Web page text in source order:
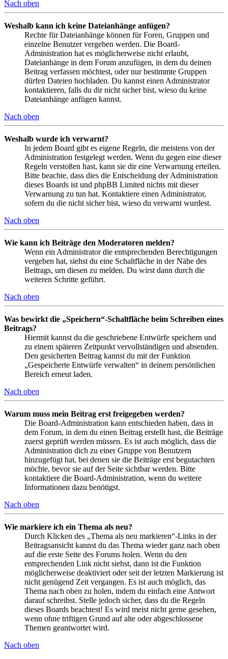
Nach oben
Weshalb kann ich keine Dateianhänge anfügen?
Rechte für Dateianhänge können für Foren, Gruppen und
einzelne Benutzer vergeben werden. Die Board-
Administration hat es möglicherweise nicht erlaubt,
Dateianhänge in dem Forum anzufügen, in dem du deinen
Beitrag verfassen möchtest, oder nur bestimmte Gruppen
dürfen Dateien hochladen. Du kannst einen Administrator
kontaktieren, falls du dir nicht sicher bist, wieso du keine
Dateianhänge anfügen kannst.
Nach oben
Weshalb wurde ich verwarnt?
In jedem Board gibt es eigene Regeln, die meistens von der
Administration festgelegt werden. Wenn du gegen eine dieser
Regeln verstoßen hast, kann sie dir eine Verwarnung erteilen.
Bitte beachte, dass dies die Entscheidung der Administration
dieses Boards ist und phpBB Limited nichts mit dieser
Verwarnung zu tun hat. Kontaktiere einen Administrator,
sofern du die nicht sicher bist, wieso du verwarnt wurdest.
Nach oben
Wie kann ich Beiträge den Moderatoren melden?
Wenn ein Administrator die entsprechenden Berechtigungen
vergeben hat, siehst du eine Schaltfläche in der Nähe des
Beitrags, um diesen zu melden. Du wirst dann durch die
weiteren Schritte geführt.
Nach oben
Was bewirkt die „Speichern“-Schaltfläche beim Schreiben eines
Beitrags?
Hiermit kannst du die geschriebene Entwürfe speichern und
zu einem späteren Zeitpunkt vervollständigen und absenden.
Den gesicherten Beitrag kannst du mit der Funktion
„Gespeicherte Entwürfe verwalten“ in deinem persönlichen
Bereich erneut laden.
Nach oben
Warum muss mein Beitrag erst freigegeben werden?
Die Board-Administration kann entschieden haben, dass in
dem Forum, in dem du einen Beitrag erstellt hast, die Beiträge
zuerst geprüft werden müssen. Es ist auch möglich, dass die
Administration dich zu einer Gruppe von Benutzern
hinzugefügt hat, bei denen sie die Beiträge erst begutachten
möchte, bevor sie auf der Seite sichtbar werden. Bitte
kontaktiere die Board-Administration, wenn du weitere
Informationen dazu benötigst.
Nach oben
Wie markiere ich ein Thema als neu?
Durch Klicken des „Thema als neu markieren“-Links in der
Beitragsansicht kannst du das Thema wieder ganz nach oben
auf die erste Seite des Forums holen. Wenn du den
entsprechenden Link nicht siehst, dann ist die Funktion
möglicherweise deaktiviert oder seit der letzten Markierung ist
nicht genügend Zeit vergangen. Es ist auch möglich, das
Thema nach oben zu holen, indem du einfach eine Antwort
darauf schreibst. Stelle jedoch sicher, dass du die Regeln
dieses Boards beachtest! Es wird meist nicht gerne gesehen,
wenn ohne triftigen Grund auf alte oder abgeschlossene
Themen geantwortet wird.
Nach oben